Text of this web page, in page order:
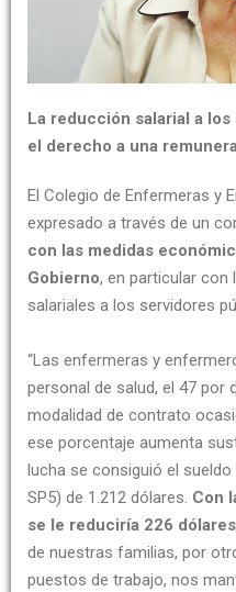
La reducción salarial a
el derecho a una
El Colegio de Enfermeras y
expresado a través de un
con las medidas
Gobierno, en particular con
salariales a los servidores
“Las enfermeras y
personal de salud, el 47 por
modalidad de contrato
ese porcentaje aumenta
lucha se consiguió el
SP5) de 1.212 dólares. Con
se le reduciría 226 dólares
de nuestras familias, por
puestos de trabajo, nos